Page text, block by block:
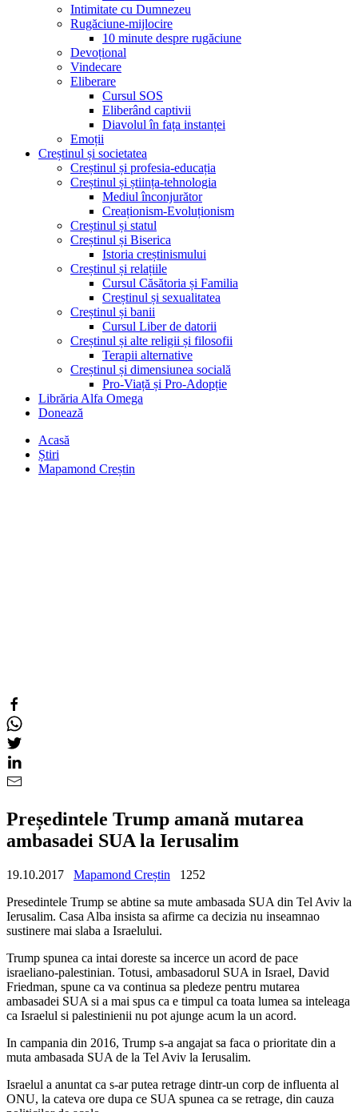
Intimitate cu Dumnezeu
Rugăciune-mijlocire
10 minute despre rugăciune
Devoțional
Vindecare
Eliberare
Cursul SOS
Eliberând captivii
Diavolul în fața instanței
Emoții
Creștinul și societatea
Creștinul și profesia-educația
Creștinul și știința-tehnologia
Mediul înconjurător
Creaționism-Evoluționism
Creștinul și statul
Creștinul și Biserica
Istoria creștinismului
Creștinul și relațiile
Cursul Căsătoria și Familia
Creștinul și sexualitatea
Creștinul și banii
Cursul Liber de datorii
Creștinul și alte religii și filosofii
Terapii alternative
Creștinul și dimensiunea socială
Pro-Viață și Pro-Adopție
Librăria Alfa Omega
Donează
Acasă
Știri
Mapamond Creștin
Președintele Trump amană mutarea
ambasadei SUA la Ierusalim
19.10.2017 Mapamond Creștin
1252
Presedintele Trump se abtine sa mute ambasada SUA din Tel Aviv la
Ierusalim. Casa Alba insista sa afirme ca decizia nu inseamnao
sustinere mai slaba a Israelului.
Trump spunea ca intai doreste sa incerce un acord de pace
israeliano-palestinian. Totusi, ambasadorul SUA in Israel, David
Friedman, spune ca va continua sa pledeze pentru mutarea
ambasadei SUA si a mai spus ca e timpul ca toata lumea sa inteleaga
ca Israelul si palestinienii nu pot ajunge acum la un acord.
In campania din 2016, Trump s-a angajat sa faca o prioritate din a
muta ambasada SUA de la Tel Aviv la Ierusalim.
Israelul a anuntat ca s-ar putea retrage dintr-un corp de influenta al
ONU, la cateva ore dupa ce SUA spunea ca se retrage, din cauza